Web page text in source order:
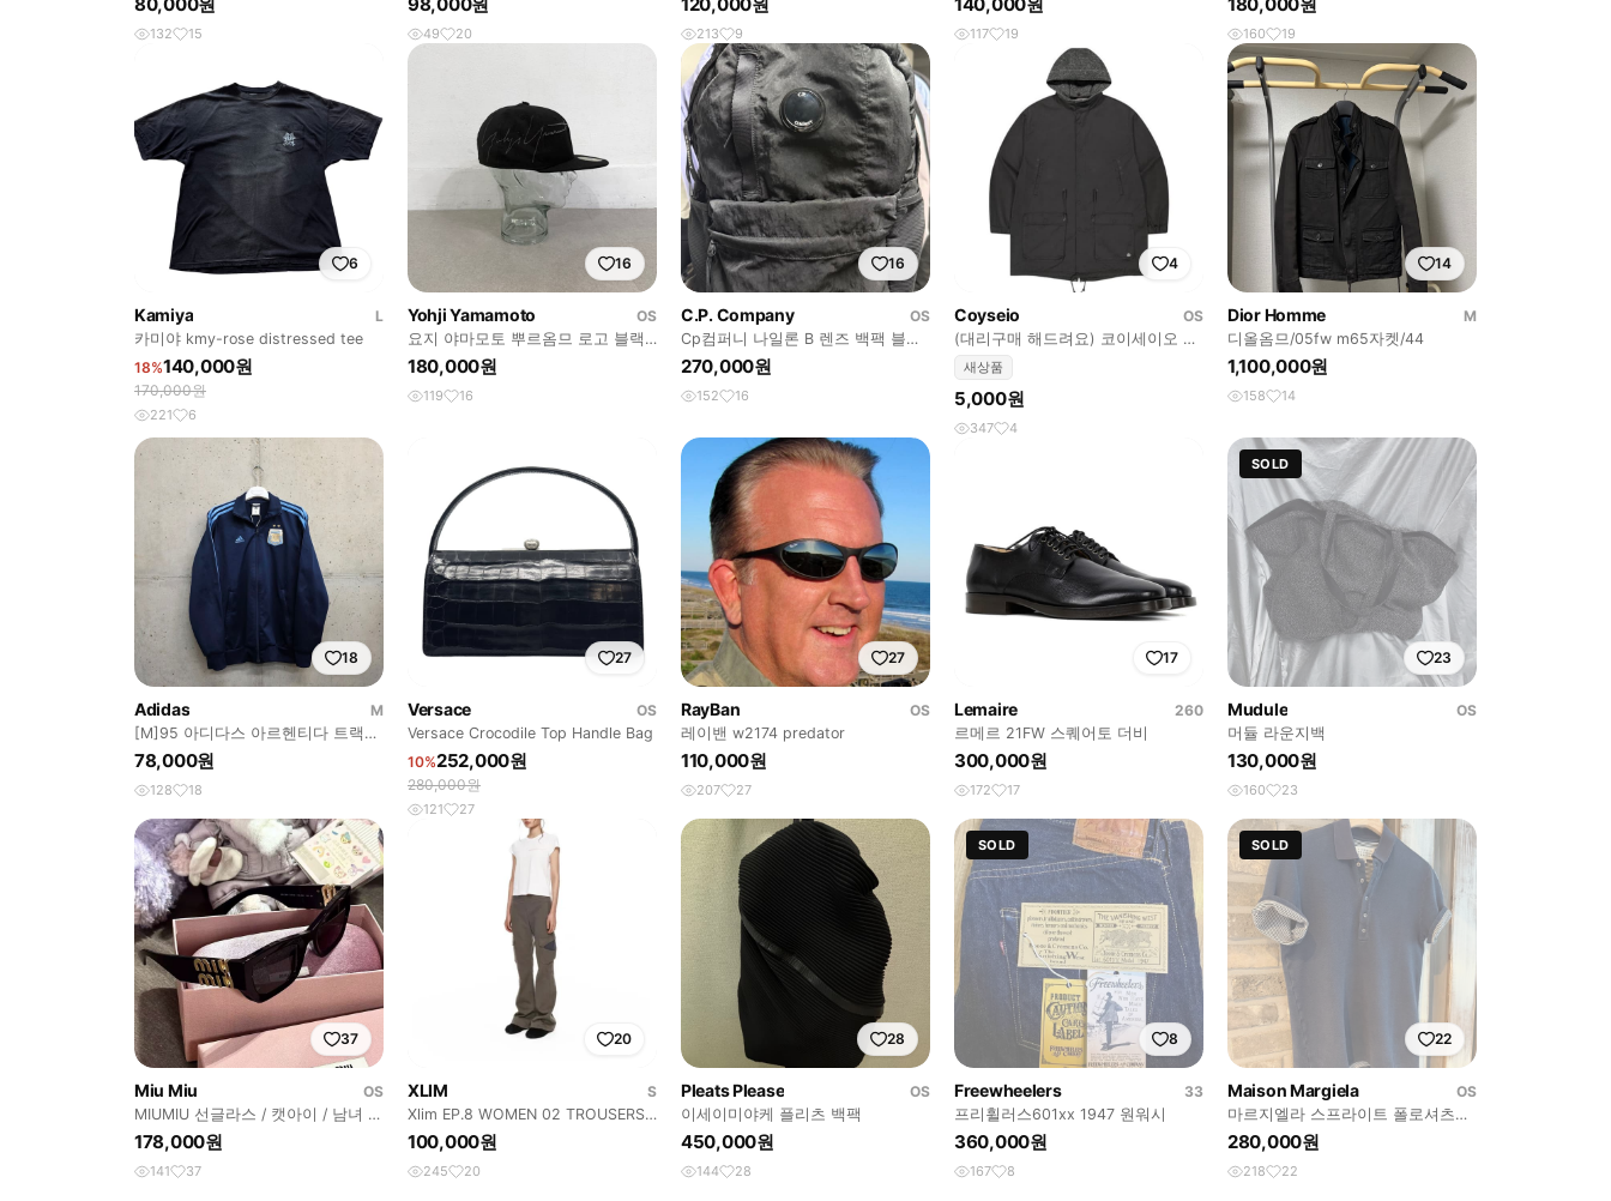
132 15 49 20 213 9 117 19 160 19
6
Kamiya
L
카미야 kmy-rose distressed tee
18%140,000원
170,000원
221 6
16
Yohji Yamamoto
OS
요지 야마모토 뿌르옴므 로고 블랙
캡
180,000원
119 16
16
C.P. Company
OS
Cp컴퍼니 나일론 B 렌즈 백팩 블랙
25fw
270,000원
152 16
4
Coyseio
OS
(대리구매 해드려요) 코이세이오 야
상 새상품
새상품
5,000원
347 4
14
Dior Homme
M
디올옴므/05fw m65자켓/44
1,100,000원
158 14
18
Adidas
M
[M]95 아디다스 아르헨티다 트랙탑
져지 자켓
78,000원
128 18
27
Versace
OS
Versace Crocodile Top Handle Bag
10%252,000원
280,000원
121 27
27
RayBan
OS
레이밴 w2174 predator
110,000원
207 27
17
Lemaire
260
르메르 21FW 스퀘어토 더비
300,000원
172 17
SOLD
23
Mudule
OS
머듈 라운지백
130,000원
160 23
37
Miu Miu
OS
MIUMIU 선글라스 / 캣아이 / 남녀 공
용 / 블랙
178,000원
141 37
20
XLIM
S
Xlim EP.8 WOMEN 02 TROUSERS
COLOR : LIG
100,000원
245 20
28
Pleats Please
OS
이세이미야케 플리츠 백팩
450,000원
144 28
SOLD
8
Freewheelers
33
프리휠러스601xx 1947 원워시
360,000원
167 8
SOLD
22
Maison Margiela
OS
마르지엘라 스프라이트 폴로셔츠
46
280,000원
218 22